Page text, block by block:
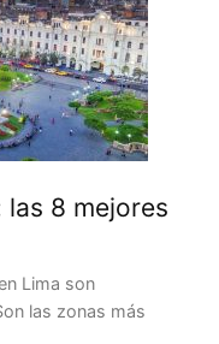
las 8 mejores
Lima son
las zonas más